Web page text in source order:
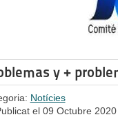
y +
Notícies
el 09 Octubre 2020